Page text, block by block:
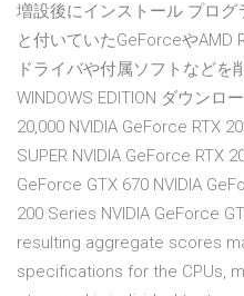
増設後にインストール プロ
と付いていたGeForceやAMD
ドライバや付属ソフトなどを
WINDOWS EDITION ダウンロ
20,000 NVIDIA GeForce RTX
SUPER NVIDIA GeForce RTX
GeForce GTX 670 NVIDIA
200 Series NVIDIA GeForce
resulting aggregate scores
specifications for the CPUs,